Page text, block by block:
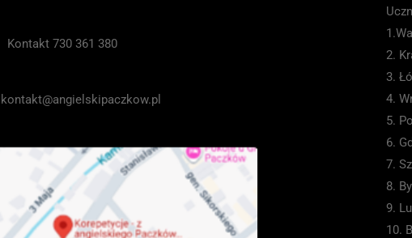
Kontakt 730 361 380
2.
3.
4.
5.
6.
7.
8.
9.
10.